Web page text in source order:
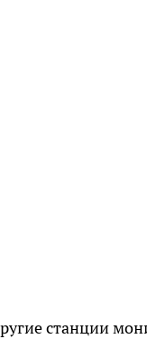
станции